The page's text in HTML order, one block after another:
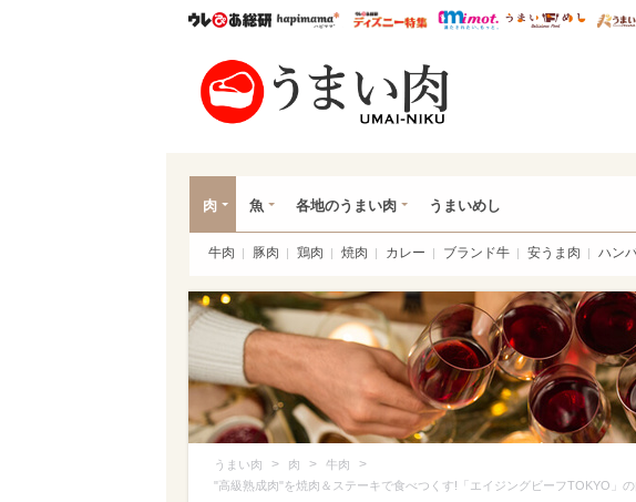
ウレぴあ総研ハピママ* ウレぴあ総研 ディズニー
mimot. うま
肉 魚 各地のうまい肉 うまいめし
牛肉 豚肉 鶏肉 焼肉 カレー ブランド牛 安うま肉 ハン
うまい肉 > 肉 > 牛肉 >
"高級熟成肉"を焼肉＆ステーキで食べつくす!「エイジングビーフTOKYO」